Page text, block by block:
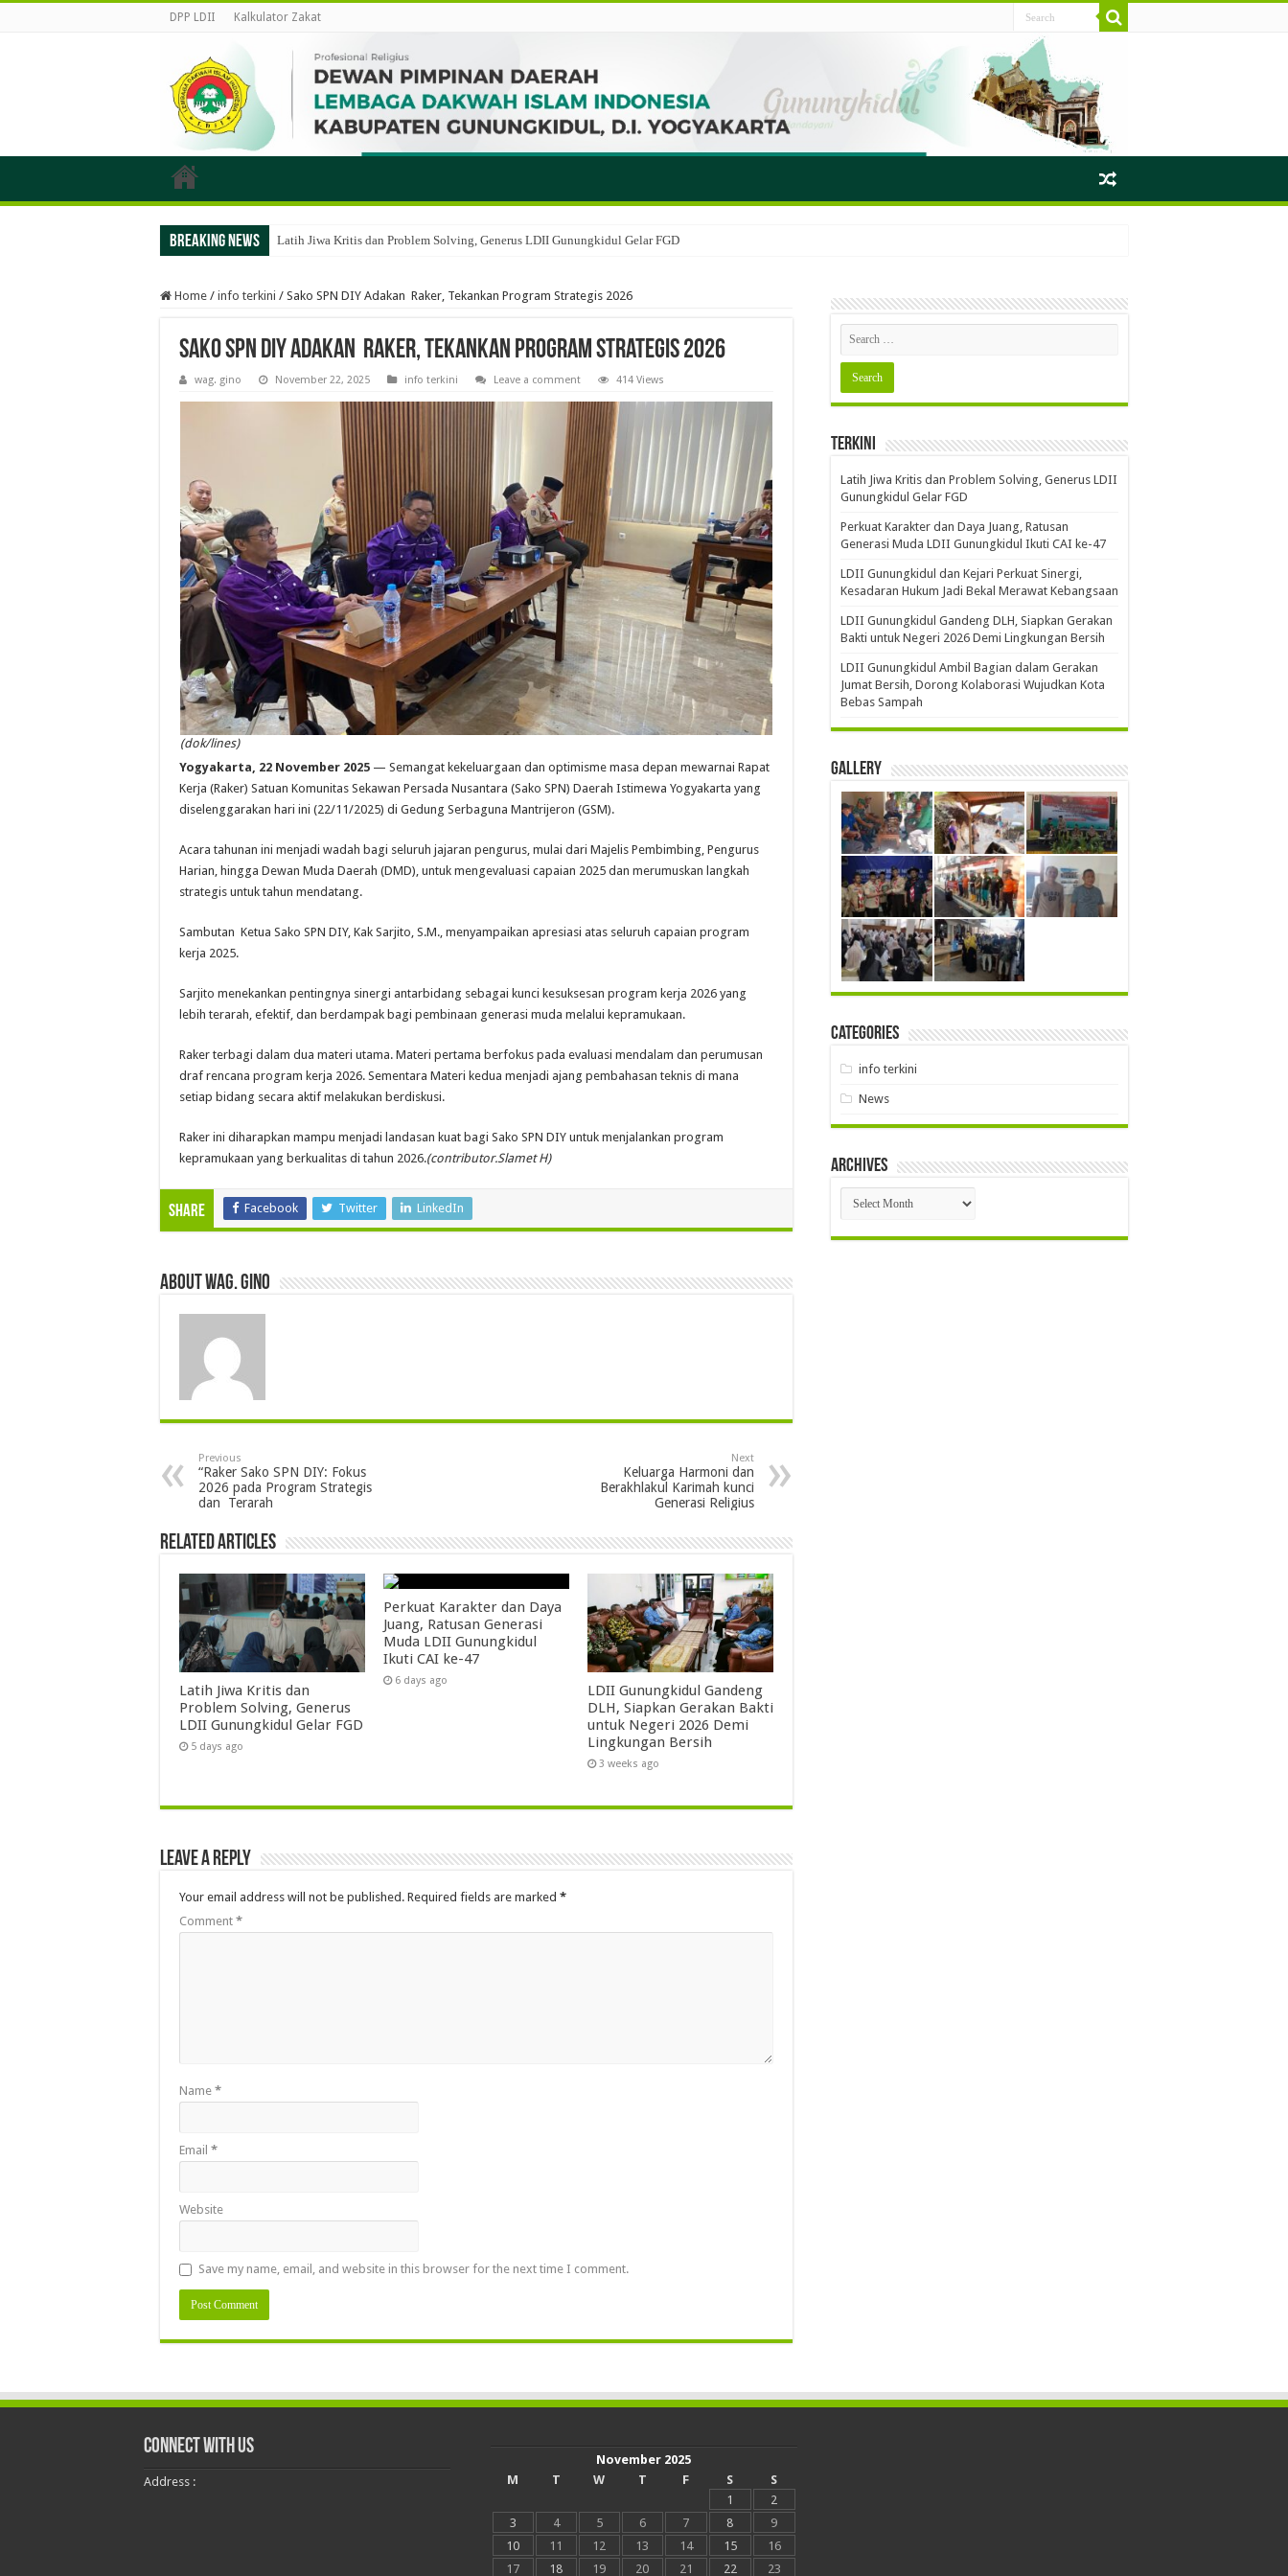
DPP LDII Kalkulator Zakat
Breaking News Latih Jiwa Kritis dan Problem Solving, Generus LDII Gunungkidul Gelar FGD
Home / info terkini / Sako SPN DIY Adakan Raker, Tekankan Program Strategis 2026
Sako SPN DIY Adakan Raker, Tekankan Program Strategis 2026
wag. gino November 22, 2025 info terkini Leave a comment 414 Views
(dok/lines)
Yogyakarta, 22 November 2025 — Semangat kekeluargaan dan optimisme masa depan mewarnai Rapat
Kerja (Raker) Satuan Komunitas Sekawan Persada Nusantara (Sako SPN) Daerah Istimewa Yogyakarta yang
diselenggarakan hari ini (22/11/2025) di Gedung Serbaguna Mantrijeron (GSM).
Acara tahunan ini menjadi wadah bagi seluruh jajaran pengurus, mulai dari Majelis Pembimbing, Pengurus
Harian, hingga Dewan Muda Daerah (DMD), untuk mengevaluasi capaian 2025 dan merumuskan langkah
strategis untuk tahun mendatang.
Sambutan Ketua Sako SPN DIY, Kak Sarjito, S.M., menyampaikan apresiasi atas seluruh capaian program
kerja 2025.
Sarjito menekankan pentingnya sinergi antarbidang sebagai kunci kesuksesan program kerja 2026 yang
lebih terarah, efektif, dan berdampak bagi pembinaan generasi muda melalui kepramukaan.
Raker terbagi dalam dua materi utama. Materi pertama berfokus pada evaluasi mendalam dan perumusan
draf rencana program kerja 2026. Sementara Materi kedua menjadi ajang pembahasan teknis di mana
setiap bidang secara aktif melakukan berdiskusi.
Raker ini diharapkan mampu menjadi landasan kuat bagi Sako SPN DIY untuk menjalankan program
kepramukaan yang berkualitas di tahun 2026.(contributor.Slamet H)
Share Facebook Twitter LinkedIn
About wag. gino
Previous
“Raker Sako SPN DIY: Fokus
2026 pada Program Strategis
dan Terarah
Next
Keluarga Harmoni dan
Berakhlakul Karimah kunci
Generasi Religius
Related Articles
Latih Jiwa Kritis dan
Problem Solving, Generus
LDII Gunungkidul Gelar FGD
5 days ago
Perkuat Karakter dan Daya
Juang, Ratusan Generasi
Muda LDII Gunungkidul
Ikuti CAI ke-47
6 days ago
LDII Gunungkidul Gandeng
DLH, Siapkan Gerakan Bakti
untuk Negeri 2026 Demi
Lingkungan Bersih
3 weeks ago
Leave a Reply
Your email address will not be published. Required fields are marked *
Comment *
Name *
Email *
Website
Save my name, email, and website in this browser for the next time I comment.
Terkini
Latih Jiwa Kritis dan Problem Solving, Generus LDII
Gunungkidul Gelar FGD
Perkuat Karakter dan Daya Juang, Ratusan
Generasi Muda LDII Gunungkidul Ikuti CAI ke-47
LDII Gunungkidul dan Kejari Perkuat Sinergi,
Kesadaran Hukum Jadi Bekal Merawat Kebangsaan
LDII Gunungkidul Gandeng DLH, Siapkan Gerakan
Bakti untuk Negeri 2026 Demi Lingkungan Bersih
LDII Gunungkidul Ambil Bagian dalam Gerakan
Jumat Bersih, Dorong Kolaborasi Wujudkan Kota
Bebas Sampah
Gallery
Categories
info terkini
News
Archives
Archives
Connect With Us
Address :
November 2025
M
T W T F S
S
1
2
3
4 5 6 7 8
9
10
11 12 13 14 15
16
17
18 19 20 21 22 23